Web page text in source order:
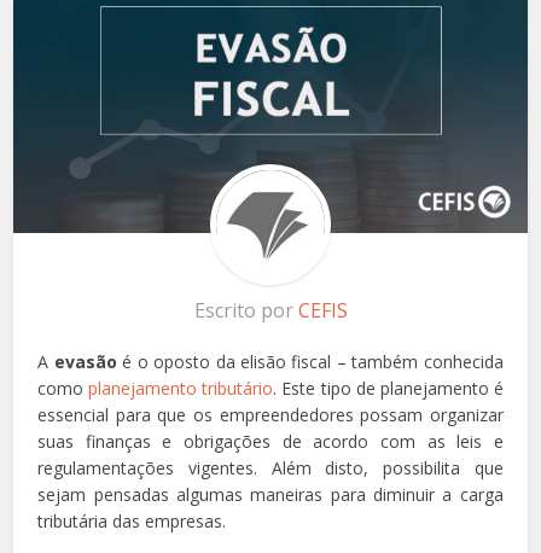
Escrito porCEFIS
A evasãoé o oposto da elisão fiscal – também conhecida
comoplanejamento tributário. Este tipo de planejamento é
essencial para que os empreendedores possam organizar
suas finanças e obrigações de acordo com as leis e
regulamentações vigentes. Além disto, possibilita que
sejam pensadas algumas maneiras para diminuir a carga
tributária das empresas.